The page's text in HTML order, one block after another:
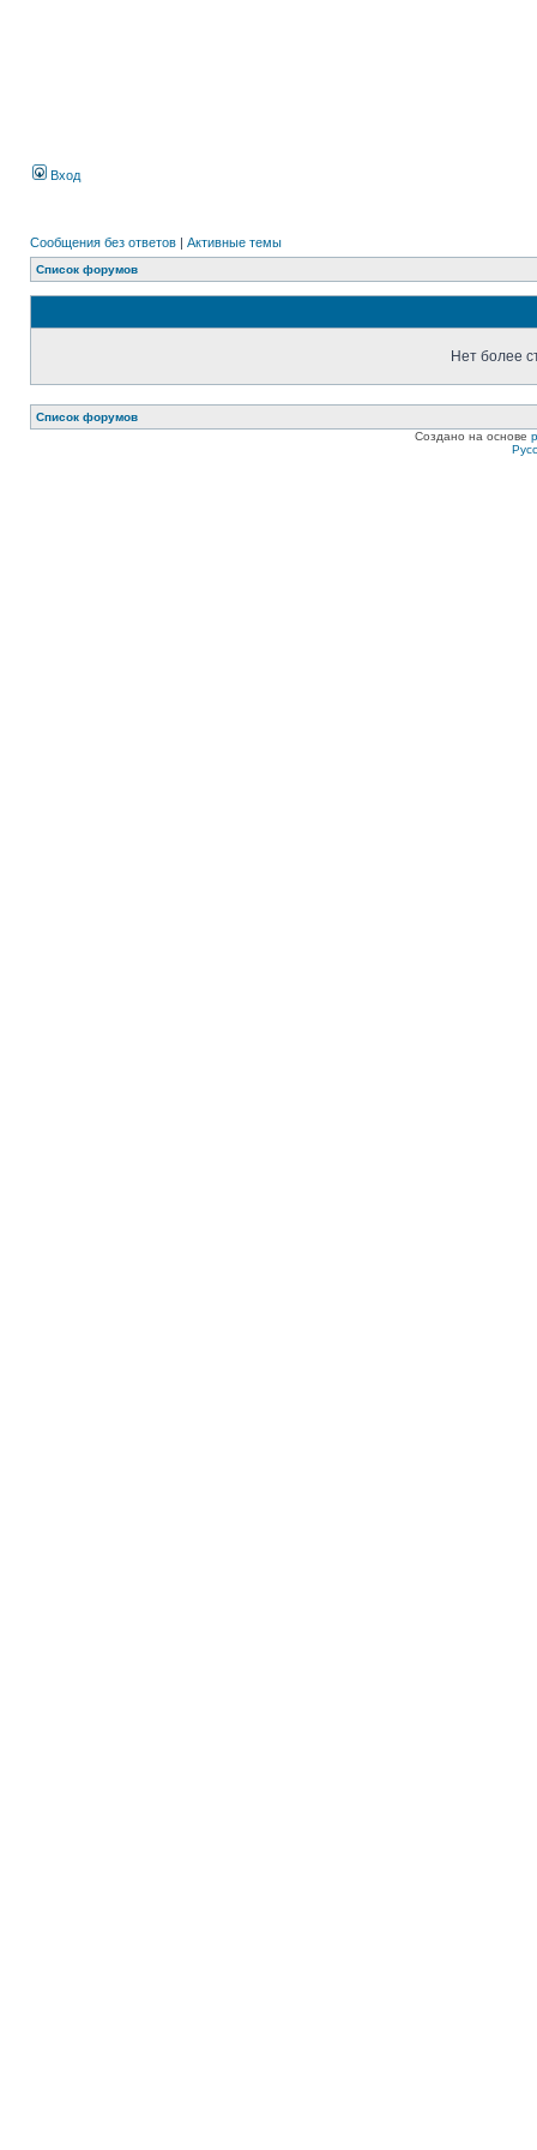
Вход
Сообщения без ответов | Активные темы
Список форумов
Нет более
Список форумов
Создано на основе